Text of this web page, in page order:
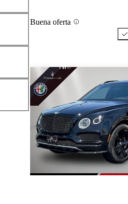
Buena oferta